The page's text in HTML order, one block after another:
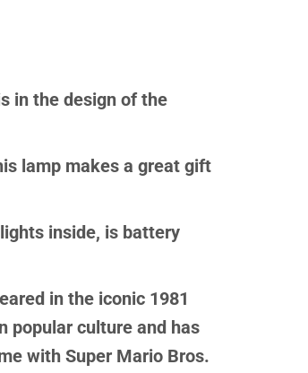
in the design of the
lamp makes a great gift
inside, is battery
in the iconic 1981
popular culture and has
with Super Mario Bros.